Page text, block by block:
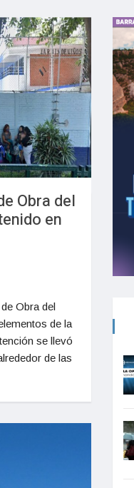
Obra del
en
Obra del
de la
se llevó
de las